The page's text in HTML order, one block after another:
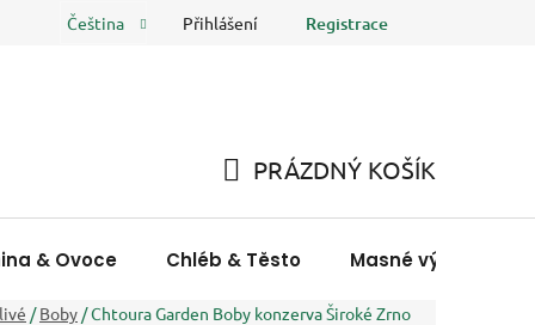
osobních údajů FAQ Hodnocení obchodu
Čeština Přihlášení Registrace
KOŠÍK
PRÁZDNÝ KOŠÍK
& Ovoce Chléb & Těsto Masné výrobky &
/ Boby /Chtoura Garden Boby konzerva Široké Zrno